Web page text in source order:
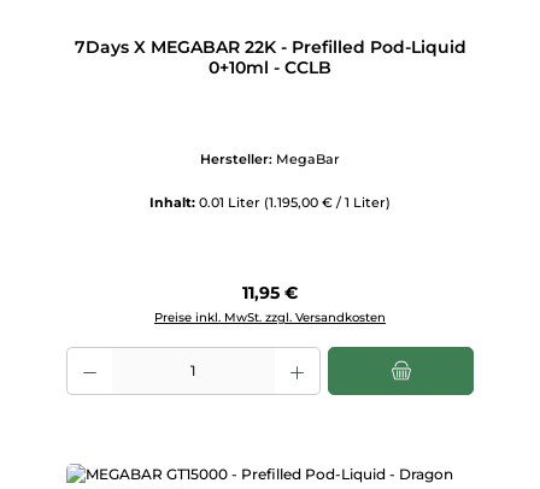
7Days X MEGABAR 22K - Prefilled Pod-Liquid
0+10ml - CCLB
Hersteller: MegaBar
Inhalt: 0.01 Liter (1.195,00 € / 1 Liter)
Regulärer Preis:
11,95 €
Preise inkl. MwSt. zzgl. Versandkosten
Produkt Anzahl: Gib den gewünschten Wert ein oder benutze die